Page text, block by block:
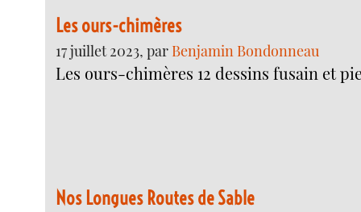
Les ours-chimères
17 juillet 2023, par Benjamin Bondonneau
Les ours-chimères 12 dessins fusain et
Nos Longues Routes de Sable